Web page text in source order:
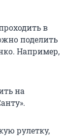
в
поделить
Например,
на
рулетку,